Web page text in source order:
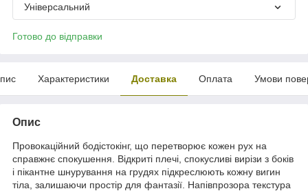
Універсальний
Готово до відправки
Характеристики Доставка Оплата Умови
Опис
Провокаційний бодістокінг, що перетворює кожен рух на
справжнє спокушення. Відкриті плечі, спокусливі вирізи з боків
і пікантне шнурування на грудях підкреслюють кожну вигин
тіла, залишаючи простір для фантазії. Напівпрозора текстура